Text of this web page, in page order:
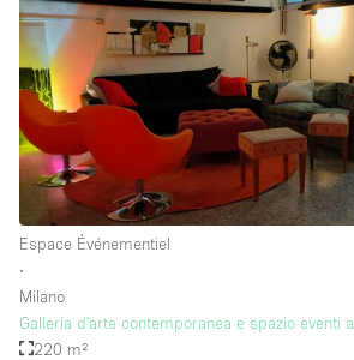
Espace Événementiel
∙
Milano
Galleria d'arte contemporanea e spazio eventi
220 m²